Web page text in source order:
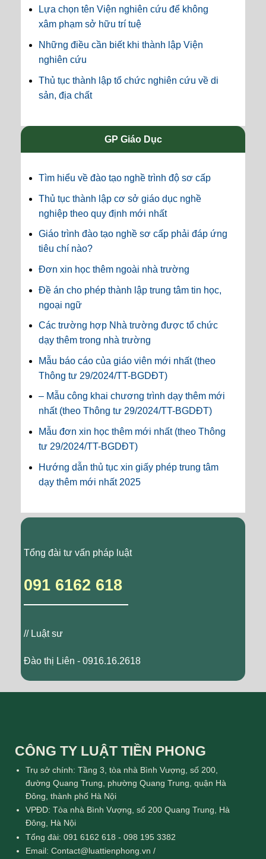
Lựa chọn tên Viện nghiên cứu để không
xâm phạm sở hữu trí tuệ
Những điều cần biết khi thành lập Viện
nghiên cứu
Thủ tục thành lập tổ chức nghiên cứu về di
sản, địa chất
GP Giáo Dục
Tìm hiểu về đào tạo nghề trình độ sơ cấp
Thủ tục thành lập cơ sở giáo dục nghề
nghiệp theo quy định mới nhất
Giáo trình đào tạo nghề sơ cấp phải đáp ứng
tiêu chí nào?
Đơn xin học thêm ngoài nhà trường
Đề án cho phép thành lập trung tâm tin học,
ngoại ngữ
Các trường hợp Nhà trường được tổ chức
dạy thêm trong nhà trường
Mẫu báo cáo của giáo viên mới nhất (theo
Thông tư 29/2024/TT-BGDĐT)
– Mẫu công khai chương trình dạy thêm mới
nhất (theo Thông tư 29/2024/TT-BGDĐT)
Mẫu đơn xin học thêm mới nhất (theo Thông
tư 29/2024/TT-BGDĐT)
Hướng dẫn thủ tục xin giấy phép trung tâm
dạy thêm mới nhất 2025
Tổng đài tư vấn pháp luật
091 6162 618
// Luật sư
Đào thị Liên - 0916.16.2618
CÔNG TY LUẬT TIỀN PHONG
Trụ sở chính: Tầng 3, tòa nhà Bình Vượng, số 200,
đường Quang Trung, phường Quang Trung, quận Hà
Đông, thành phố Hà Nội
VPĐD: Tòa nhà Bình Vượng, số 200 Quang Trung, Hà
Đông, Hà Nội
Tổng đài: 091 6162 618 - 098 195 3382
Email: Contact@luattienphong.vn /